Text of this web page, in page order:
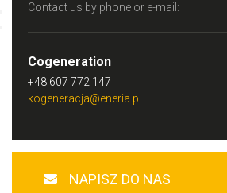
Contact us by phone or e-mail:
Cogeneration
+48 607 772 147
kogeneracja@eneria.pl
NAPISZ DO NAS